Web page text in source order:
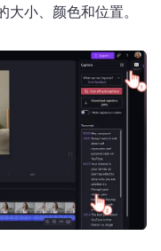
小、颜色和位置。